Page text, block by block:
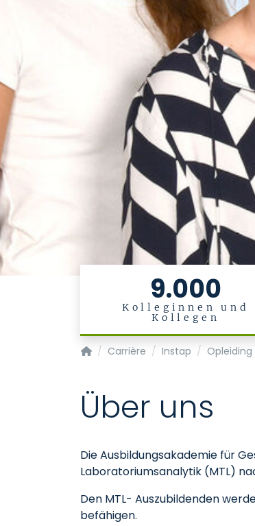
9.000
Kolleginnen und
Kollegen
Startpagina
Carrière Instap
Über uns
Die Ausbildungsakademie für
Laboratoriumsanalytik (MTL)
Den MTL- Auszubildenden
befähigen.